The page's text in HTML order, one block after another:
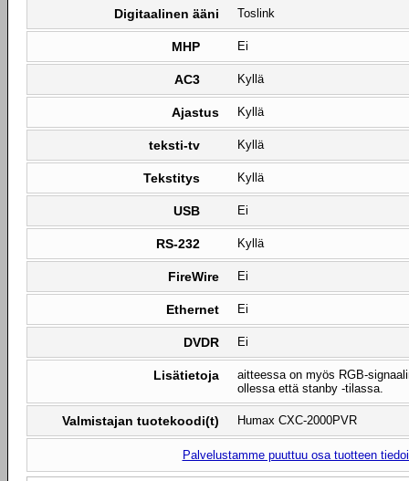
Digitaalinen ääni Toslink
MHP Ei
AC3 Kyllä
Ajastus Kyllä
teksti-tv Kyllä
Tekstitys Kyllä
USB Ei
RS-232 Kyllä
FireWire Ei
Ethernet Ei
DVDR Ei
Lisätietoja
aitteessa on myös RGB-
ollessa että stanby -tilassa.
Valmistajan tuotekoodi(t) Humax CXC-2000PVR
Palvelustamme puuttuu osa tuotteen